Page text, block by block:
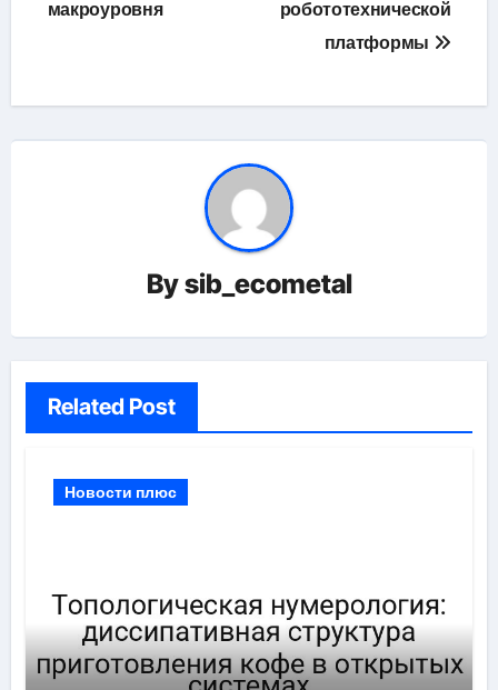
макроуровня
робототехнической
платформы
Bysib_ecometal
Related Post
Новости плюс